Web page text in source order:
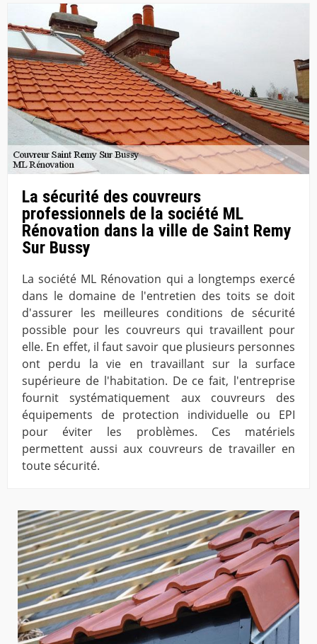
La sécurité des couvreurs
professionnels de la société ML
Rénovation dans la ville de Saint Remy
Sur Bussy
La société ML Rénovation qui a longtemps exercé
dans le domaine de l'entretien des toits se doit
d'assurer les meilleures conditions de sécurité
possible pour les couvreurs qui travaillent pour
elle. En effet, il faut savoir que plusieurs personnes
ont perdu la vie en travaillant sur la surface
supérieure de l'habitation. De ce fait, l'entreprise
fournit systématiquement aux couvreurs des
équipements de protection individuelle ou EPI
pour éviter les problèmes. Ces matériels
permettent aussi aux couvreurs de travailler en
toute sécurité.